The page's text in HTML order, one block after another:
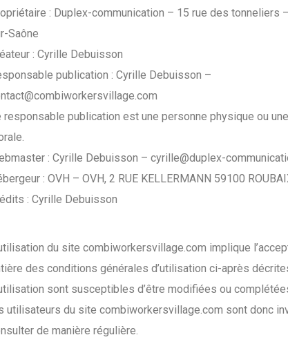
: Duplex-communication – 15 rue des tonneliers
Saône
: Cyrille Debuisson
publication : Cyrille Debuisson –
responsable publication est une personne physique ou
: Cyrille Debuisson – cyrille@duplex-
: OVH – OVH, 2 RUE KELLERMANN 59100
: Cyrille Debuisson
du site combiworkersvillage.com implique
des conditions générales d’utilisation ci-après
sont susceptibles d’être modifiées ou
utilisateurs du site combiworkersvillage.com sont donc
de manière régulière.